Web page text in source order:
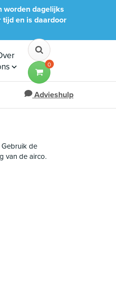
worden dagelijks
en is daardoor
0
Advieshulp
de
van de airco.